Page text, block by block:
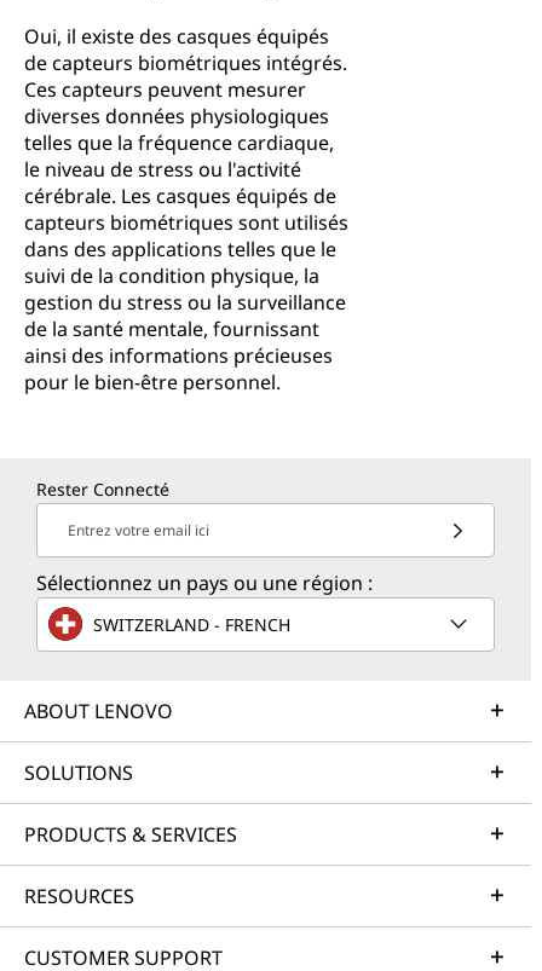
Oui, il existe des casques équipés
de capteurs biométriques intégrés.
Ces capteurs peuvent mesurer
diverses données physiologiques
telles que la fréquence cardiaque,
le niveau de stress ou l'activité
cérébrale. Les casques équipés de
capteurs biométriques sont utilisés
dans des applications telles que le
suivi de la condition physique, la
gestion du stress ou la surveillance
de la santé mentale, fournissant
ainsi des informations précieuses
pour le bien-être personnel.
Rester Connecté
Entrez votre email ici
Sélectionnez un pays ou une région :
SWITZERLAND - FRENCH
ABOUT LENOVO
SOLUTIONS
PRODUCTS & SERVICES
RESOURCES
CUSTOMER SUPPORT